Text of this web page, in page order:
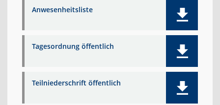
Anwesenheitsliste
Tagesordnung öffentlich
Teilniederschrift öffentlich